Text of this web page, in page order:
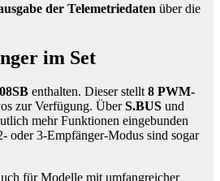
der Telemetriedaten über die
im Set
enthalten. Dieser stellt8 PWM-
zur Verfügung. ÜberS.BUS und
mehr Funktionen eingebunden
oder 3-Empfänger-Modus sind sogar
für Modelle mit umfangreicher